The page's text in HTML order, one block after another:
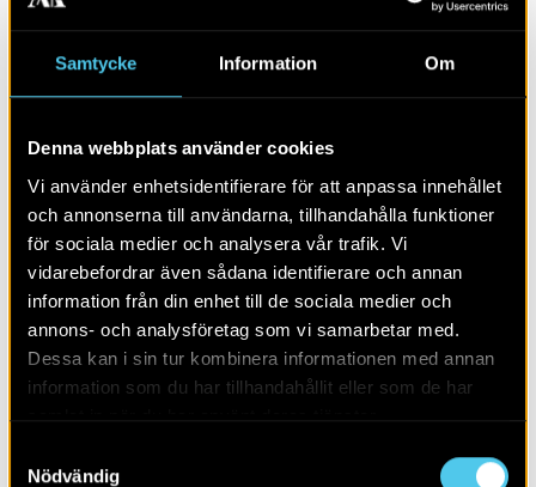
Samtycke Information Om
Denna webbplats använder cookies
Vi använder enhetsidentifierare för att anpassa innehållet
och annonserna till användarna, tillhandahålla funktioner
för sociala medier och analysera vår trafik. Vi
vidarebefordrar även sådana identifierare och annan
information från din enhet till de sociala medier och
annons- och analysföretag som vi samarbetar med.
Dessa kan i sin tur kombinera informationen med annan
information som du har tillhandahållit eller som de har
Nödvändig
RAPPORT 2024:29
Ett par kokgropar och gropar